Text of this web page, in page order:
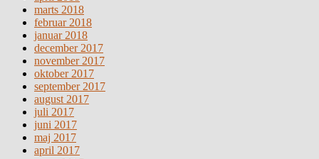
marts 2018
februar 2018
januar 2018
december 2017
november 2017
oktober 2017
september 2017
august 2017
juli 2017
juni 2017
maj 2017
april 2017